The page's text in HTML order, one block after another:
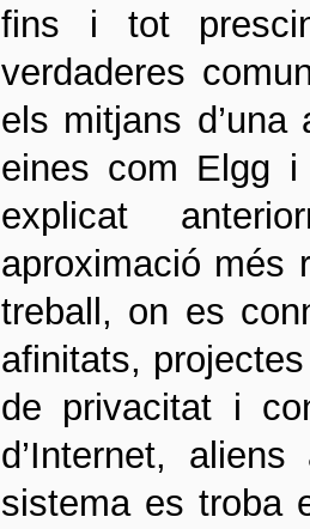
fins i tot
verdaderes
els mitjans
eines com Elgg i
explicat
aproximació més
treball, on es
afinitats,
de privacitat i
d’Internet,
sistema es troba